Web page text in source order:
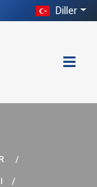
Diller
/
/